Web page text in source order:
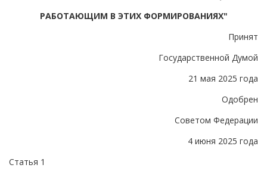
РАБОТАЮЩИМ В ЭТИХ ФОРМИРОВАНИЯХ"
Принят
Государственной Думой
21 мая 2025 года
Одобрен
Советом Федерации
4 июня 2025 года
Статья 1